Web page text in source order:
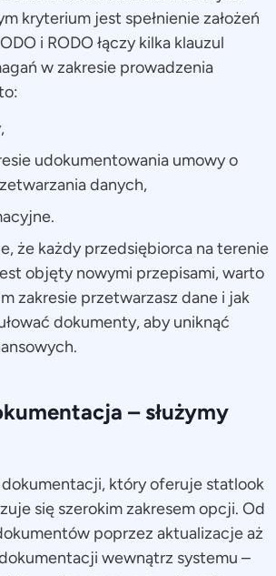
kryterium jest spełnienie założeń
i RODO łączy kilka klauzul
w zakresie prowadzenia
udokumentowania umowy o
danych,
że każdy przedsiębiorca na terenie
objęty nowymi przepisami, warto
zakresie przetwarzasz dane i jak
dokumenty, aby uniknąć
– służymy
który oferuje statlook
się szerokim zakresem opcji. Od
poprzez aktualizacje aż
wewnątrz systemu –